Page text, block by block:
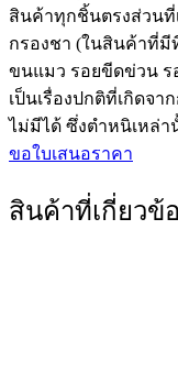
สินค้าทุกชิ้นตรงส่วนที่
กรองชา (ในสินค้าที่มี
ขนแมว รอยขีดข่วน ร
เป็นเรื่องปกติที่เกิดจา
ไม่มีได้ ซึ่งตำหนิเหล่
ขอใบเสนอราคา
สินค้าที่เกี่ยวข้